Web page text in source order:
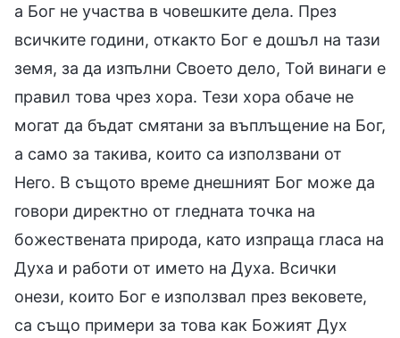
а Бог не участва в човешките дела. През
всичките години, откакто Бог е дошъл на тази
земя, за да изпълни Своето дело, Той винаги е
правил това чрез хора. Тези хора обаче не
могат да бъдат смятани за въплъщение на Бог,
а само за такива, които са използвани от
Него. В същото време днешният Бог може да
говори директно от гледната точка на
божествената природа, като изпраща гласа на
Духа и работи от името на Духа. Всички
онези, които Бог е използвал през вековете,
са също примери за това как Божият Дух